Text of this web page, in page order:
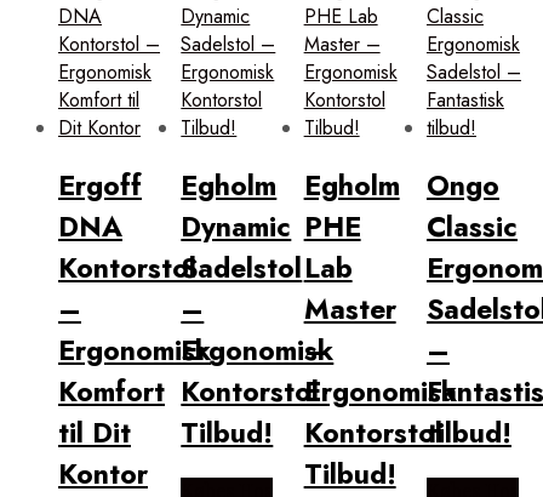
Ergoff
DNA
Kontorstol
–
Ergonomisk
Komfort
til Dit
Kontor
Egholm
Dynamic
Sadelstol
–
Ergonomisk
Kontorstol
Tilbud!
Egholm
PHE
Lab
Master
–
Ergonomisk
Kontorstol
Tilbud!
Ongo
Classic
–
tilbud!